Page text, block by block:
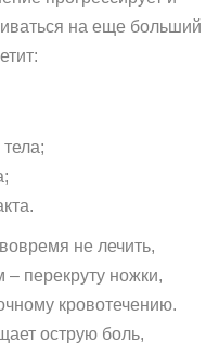
на еще больший
не лечить,
перекруту ножки,
кровотечению.
острую боль,